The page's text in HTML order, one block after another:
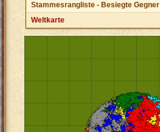
Stammesrangliste - Besiegte Gegner
Weltkarte